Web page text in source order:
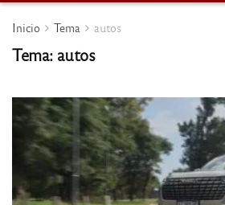
Inicio Tema autos
Tema: autos